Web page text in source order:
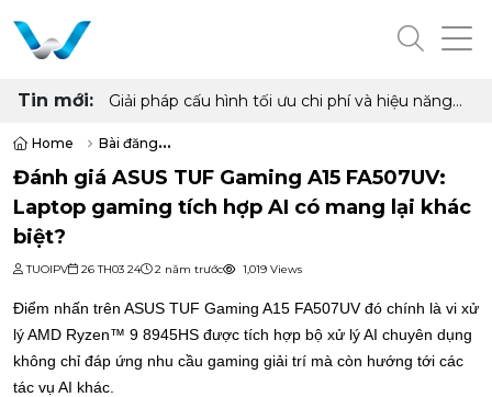
Tin mới:
Cấu hình PC "quốc dân" cho học tập, làm việc
Home
Bài đăng
Đánh giá ASUS TUF Gaming A15 FA507UV: Laptop gaming tích hợp
Đánh giá ASUS TUF Gaming A15 FA507UV:
Laptop gaming tích hợp AI có mang lại khác
biệt?
TUOIPV 26 TH03 24 2 năm trước 1,019 Views
Điểm nhấn trên ASUS TUF Gaming A15 FA507UV đó chính là vi xử
lý AMD Ryzen™ 9 8945HS được tích hợp bộ xử lý AI chuyên dụng
không chỉ đáp ứng nhu cầu gaming giải trí mà còn hướng tới các
tác vụ AI khác.